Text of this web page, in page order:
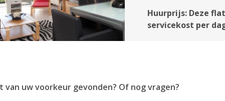
Huurprijs: Deze
servicekost per
van uw voorkeur gevonden? Of nog vragen?